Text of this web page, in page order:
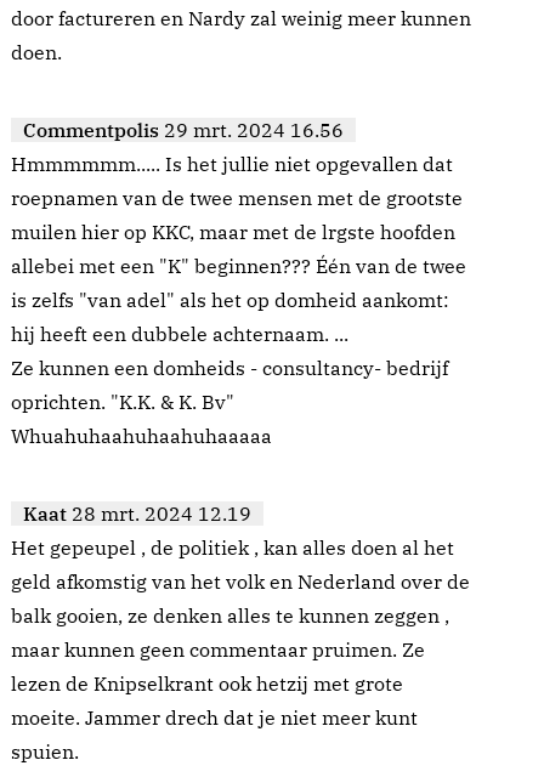
door factureren en Nardy zal weinig meer kunnen
doen.
Commentpolis 29 mrt. 2024 16.56
Hmmmmmm..... Is het jullie niet opgevallen dat
roepnamen van de twee mensen met de grootste
muilen hier op KKC, maar met de lrgste hoofden
allebei met een "K" beginnen??? Één van de twee
is zelfs "van adel" als het op domheid aankomt:
hij heeft een dubbele achternaam. ...
Ze kunnen een domheids - consultancy- bedrijf
oprichten. "K.K. & K. Bv"
Whuahuhaahuhaahuhaaaaa
Kaat 28 mrt. 2024 12.19
Het gepeupel , de politiek , kan alles doen al het
geld afkomstig van het volk en Nederland over de
balk gooien, ze denken alles te kunnen zeggen ,
maar kunnen geen commentaar pruimen. Ze
lezen de Knipselkrant ook hetzij met grote
moeite. Jammer drech dat je niet meer kunt
spuien.